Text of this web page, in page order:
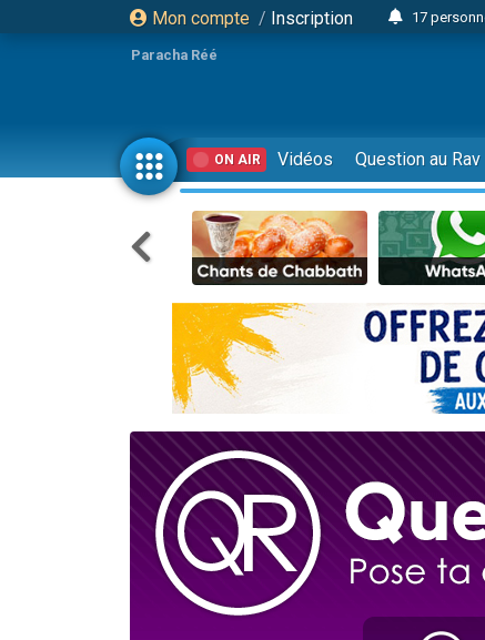
Mon compte / Inscription
17
23
Eva vient
4
3
Odaya
3
2
13
Il
30
12
3
2
3
8
Nouvelle
Paracha Réé
ON AIR Vidéos Question au Rav